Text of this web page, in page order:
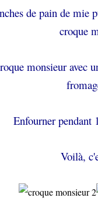
de pain de mie
croque
monsieur avec
Enfourner pendant
Voilà,